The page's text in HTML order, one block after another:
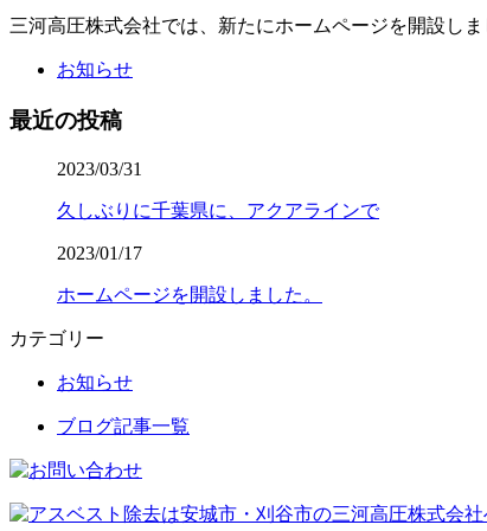
三河高圧株式会社では、新たにホームページを開設し
お知らせ
最近の投稿
2023/03/31
久しぶりに千葉県に、アクアラインで
2023/01/17
ホームページを開設しました。
カテゴリー
お知らせ
ブログ記事一覧